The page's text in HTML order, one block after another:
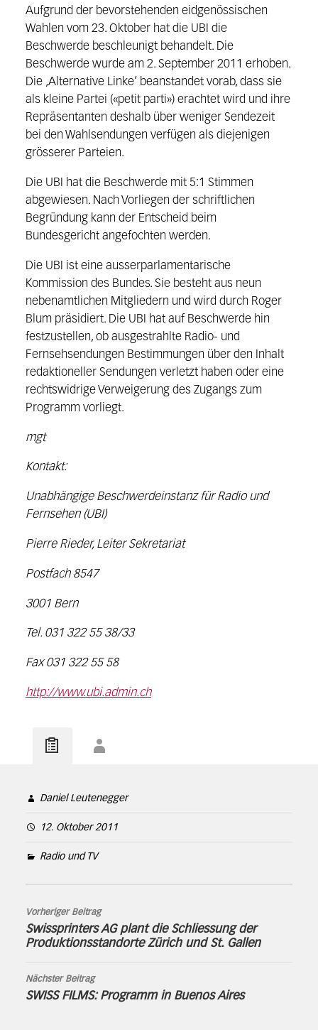
Aufgrund der bevorstehenden eidgenössischen
Wahlen vom 23. Oktober hat die UBI die
Beschwerde beschleunigt behandelt. Die
Beschwerde wurde am 2. September 2011 erhoben.
Die ‚Alternative Linke‘ beanstandet vorab, dass sie
als kleine Partei («petit parti») erachtet wird und ihre
Repräsentanten deshalb über weniger Sendezeit
bei den Wahlsendungen verfügen als diejenigen
grösserer Parteien.
Die UBI hat die Beschwerde mit 5:1 Stimmen
abgewiesen. Nach Vorliegen der schriftlichen
Begründung kann der Entscheid beim
Bundesgericht angefochten werden.
Die UBI ist eine ausserparlamentarische
Kommission des Bundes. Sie besteht aus neun
nebenamtlichen Mitgliedern und wird durch Roger
Blum präsidiert. Die UBI hat auf Beschwerde hin
festzustellen, ob ausgestrahlte Radio- und
Fernsehsendungen Bestimmungen über den Inhalt
redaktioneller Sendungen verletzt haben oder eine
rechtswidrige Verweigerung des Zugangs zum
Programm vorliegt.
mgt
Kontakt:
Unabhängige Beschwerdeinstanz für Radio und
Fernsehen (UBI)
Pierre Rieder, Leiter Sekretariat
Postfach 8547
3001 Bern
Tel. 031 322 55 38/33
Fax 031 322 55 58
http://www.ubi.admin.ch
Daniel Leutenegger
12. Oktober 2011
Radio und TV
Vorheriger Beitrag
Swissprinters AG plant die Schliessung der
Produktionsstandorte Zürich und St. Gallen
Nächster Beitrag
SWISS FILMS: Programm in Buenos Aires